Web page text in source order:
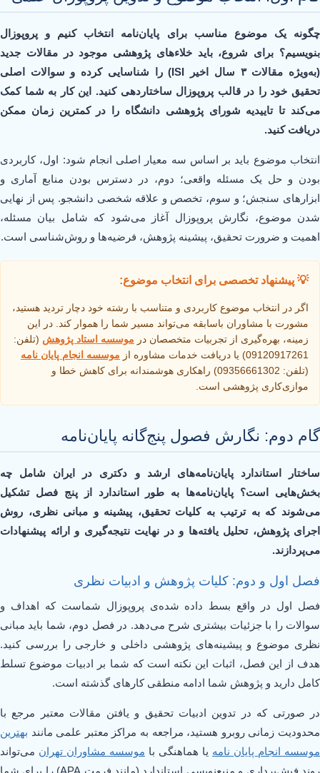
چگونه یک موضوع مناسب برای پایان‌نامه انتخاب کنیم و پروپوزال
بنویسیم؟ برای شروع، باید خلاءهای پژوهشی موجود در مقالات جدید
(به‌ویژه مقالات ۳ سال اخیر ISI) را شناسایی کرده و سوالات اصلی
تحقیق خود را در قالب پروپوزال ساختاردهی کنید. این کار به شما کمک
می‌کند تا تاییدیه شورای پژوهشی دانشگاه را در کمترین زمان ممکن
دریافت کنید.
انتخاب موضوع باید بر اساس سه معیار اصلی انجام شود: اول، کاربردی
بودن و حل یک مسئله واقعی؛ دوم، در دسترس بودن منابع آماری و
ابزارهای سنجش؛ و سوم، تخصص و علاقه شخصی دانشجو. پس از نهایی
شدن موضوع، نگارش پروپوزال آغاز می‌شود که شامل بیان مسئله،
اهمیت و ضرورت تحقیق، پیشینه پژوهش، فرضیه‌ها و روش‌شناسی است.
💡 پیشنهاد تخصصی برای انتخاب موضوع:
اگر در انتخاب موضوع کاربردی و متناسب با رشته خود دچار تردید هستید،
مشورت با مشاوران باسابقه می‌تواند مسیر شما را هموار کند. در این
زمینه، بهره‌گیری از تجربیات متخصصان در موسسه استاد پژوهش (تلفن:
09120917261) یا دریافت خدمات مشاوره از
موسسه انجام پایان نامه
(تلفن: 09356661302) راهکاری هوشمندانه برای کاهش خطا و
موازی‌کاری پژوهشی است.
گام دوم: نگارش فصول پنج‌گانه پایان‌نامه
ساختار استاندارد پایان‌نامه‌های ارشد و دکتری در ایران شامل چه
بخش‌هایی است؟ پایان‌نامه‌ها به طور استاندارد از پنج فصل تشکیل
می‌شوند که به ترتیب به کلیات تحقیق، پیشینه و مبانی نظری، روش
اجرای پژوهش، تحلیل یافته‌ها و در نهایت نتیجه‌گیری و ارائه پیشنهادات
می‌پردازند.
فصل اول و دوم: کلیات پژوهش و ادبیات نظری
فصل اول در واقع بسط داده شده‌ی پروپوزال شماست که اهداف و
سوالات را با جزئیات بیشتری شرح می‌دهد. در فصل دوم، شما باید مبانی
نظری موضوع و پیشینه‌های پژوهشی داخلی و خارجی را بررسی کنید.
هدف از این فصل، اثبات این نکته است که شما بر ادبیات موضوع تسلط
کامل دارید و پژوهش شما ادامه منطقی کارهای گذشته است.
در صورتی که در تدوین ادبیات تحقیق و یافتن مقالات معتبر مرجع با
محدودیت زمانی روبرو هستید، مراجعه به مراکز معتبر علمی مانند بهترین
موسسه انجام پایان نامه یا هماهنگی با موسسه مشاوران تهران می‌تواند
روند فیش‌برداری و منبع‌نویسی استاندارد (مانند فرمت APA) را برای شما